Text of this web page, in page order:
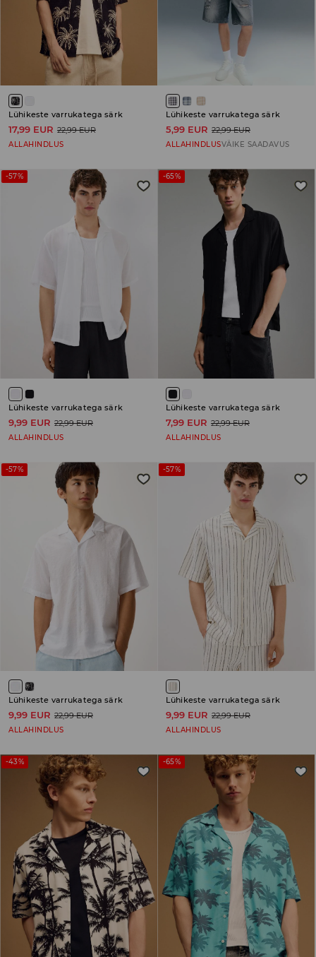
Lühikeste varrukatega särk
17,99 EUR 22,99 EUR
ALLAHINDLUS
Lühikeste varrukatega särk
5,99 EUR 22,99 EUR
ALLAHINDLUSVÄIKE SAADAVUS
-57%
Lühikeste varrukatega särk
9,99 EUR 22,99 EUR
ALLAHINDLUS
-65%
Lühikeste varrukatega särk
7,99 EUR 22,99 EUR
ALLAHINDLUS
-57%
Lühikeste varrukatega särk
9,99 EUR 22,99 EUR
ALLAHINDLUS
-57%
Lühikeste varrukatega särk
9,99 EUR 22,99 EUR
ALLAHINDLUS
-43% -65%